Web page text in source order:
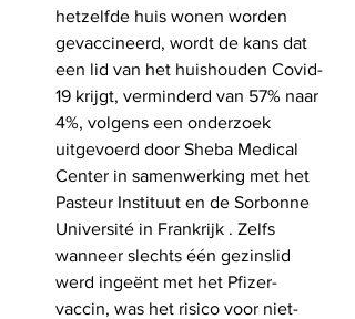
hetzelfde huis wonen worden
gevaccineerd, wordt de kans dat
een lid van het huishouden Covid-
19 krijgt, verminderd van 57% naar
4%, volgens een onderzoek
uitgevoerd door Sheba Medical
Center in samenwerking met het
Pasteur Instituut en de Sorbonne
Université in Frankrijk . Zelfs
wanneer slechts één gezinslid
werd ingeënt met het Pfizer-
vaccin, was het risico voor niet-